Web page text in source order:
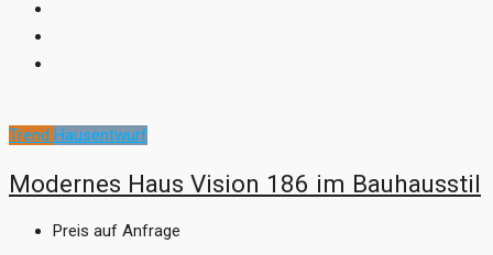
Trend Hausentwurf
Modernes Haus Vision 186 im Bauhausstil
Preis auf Anfrage